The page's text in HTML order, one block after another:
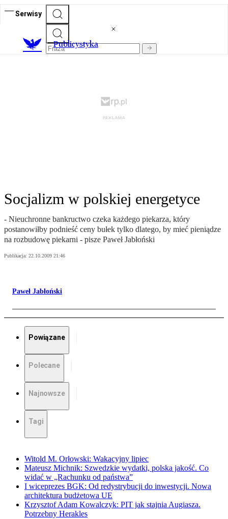
Serwisy
Publicystyka
Socjalizm w polskiej energetyce
- Nieuchronne bankructwo czeka każdego piekarza, który
postanowiłby podnieść ceny bułek tylko dlatego, by mieć pieniądze
na rozbudowę piekarni - pisze Paweł Jabłoński
Publikacja: 22.10.2009 21:46
Paweł Jabłoński
Powiązane
Polecane
Najnowsze
Tagi
Witold M. Orłowski: Wakacyjny lipiec
Mateusz Michnik: Szwedzkie wydatki, polska jakość. Co
widać w „Rachunku od państwa”
I wiceprezes BGK: Od redystrybucji do inwestycji. Nowa
architektura budżetowa UE
Krzysztof Adam Kowalczyk: PIT jak stajnia Augiasza.
Potrzebny Herakles